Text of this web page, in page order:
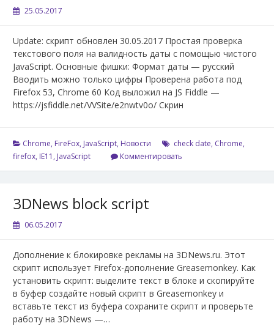
25.05.2017
Update: скрипт обновлен 30.05.2017 Простая проверка
текстового поля на валидность даты с помощью чистого
JavaScript. Основные фишки: Формат даты — русский
Вводить можно только цифры Проверена работа под
Firefox 53, Chrome 60 Код выложил на JS Fiddle —
https://jsfiddle.net/VVSite/e2nwtv0o/ Скрин
Chrome, FireFox, JavaScript, Новости check date, Chrome,
firefox, IE11 , JavaScript Комментировать
3DNews block script
06.05.2017
Дополнение к блокировке рекламы на 3DNews.ru. Этот
скрипт использует Firefox-дополнение Greasemonkey. Как
установить скрипт: выделите текст в блоке и скопируйте
в буфер создайте новый скрипт в Greasemonkey и
вставьте текст из буфера сохраните скрипт и проверьте
работу на 3DNews —…